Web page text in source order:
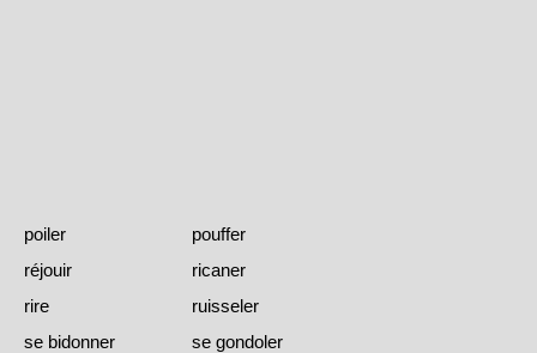
poiler
pouffer
réjouir
ricaner
rire
ruisseler
se bidonner
se gondoler